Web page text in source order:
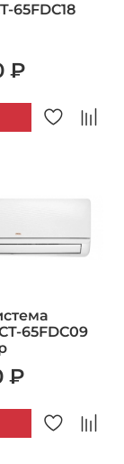
65FDC18
₽
65FDC09
₽